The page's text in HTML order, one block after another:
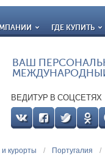
ГДЕ КУПИТЬ
ВАШ
ВЕДИТУР В СОЦСЕТЯХ
курорты / Португалия /